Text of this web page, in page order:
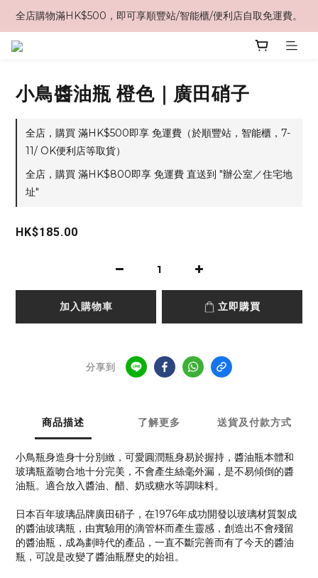
全店購物滿HK$500，即可享順豐站/智能櫃/便利店自取免運費。
小鳥醬油瓶 橙色｜廣田硝子
全店，購買 滿HK$500即享 免運費（於順豐站，智能櫃，7-
11/ OK便利店等取貨）
全店，購買 滿HK$800即享 免運費 直送到 "辦公室／住宅地
址"
HK$185.00
加入購物車 立即購買
分享到
商品描述 了解更多 送貨及付款方式
小鳥瓶身造身十分別緻，可愛圓潤瓶身易於握持，醬油瓶本體和
玻璃瓶蓋吻合地十分完美，不會產生絲毫外漏，是不易傾倒的醬
油瓶。適合放入醬油、醋、奶或糖水等調味料。
日本百年玻璃品牌廣田硝子，在1976年成功開發以玻璃材質製成
的醬油玻璃瓶，由實驗用的滴管杯而產生靈感，創造出不會殘留
的醬油瓶，成為劃時代的產品，一直不斷完善而有了今天的醬油
瓶，可說是改變了醬油瓶歷史的始祖。